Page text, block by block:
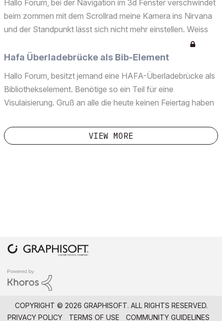
Hallo Forum, bei der Navigation im 3d Fenster verschwindet
beim zommen mit dem Scrollrad meine Kamera ins Nirvana
und der Standpunkt lässt sich nicht mehr einstellen. Weiss
jemand Rat ohne "Neu und Wiederherstellen"? Vielen Dank.
Gruß Ansgar [ 08. Dezember 2006, 16:16: Beitr...
Hafa Überladebrücke als Bib-Element
Hallo Forum, besitzt jemand eine HAFA-Überladebrücke als
Bibliothekselement. Benötige so ein Teil für eine
Visulaisierung. Gruß an alle die heute keinen Feiertag haben
müssen.  Ansgar
VIEW MORE
COPYRIGHT © 2026 GRAPHISOFT. ALL RIGHTS RESERVED.
PRIVACY POLICY
TERMS OF USE COMMUNITY GUIDELINES